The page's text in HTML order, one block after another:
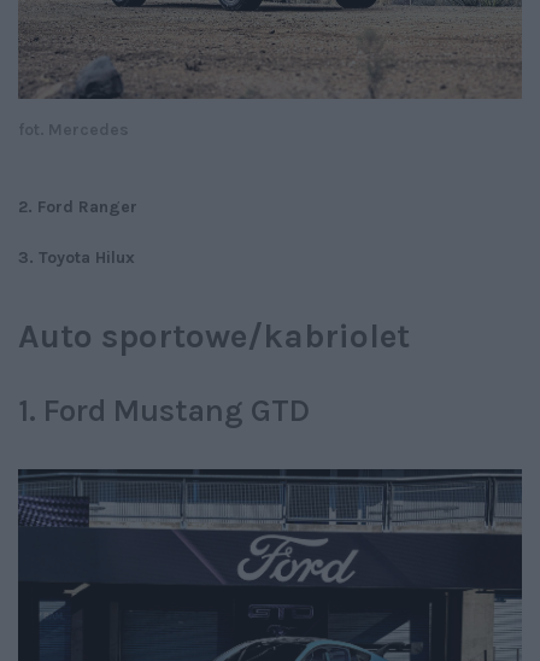
2. Ford Ranger
3. Toyota Hilux
Auto sportowe/kabriolet
1. Ford Mustang GTD